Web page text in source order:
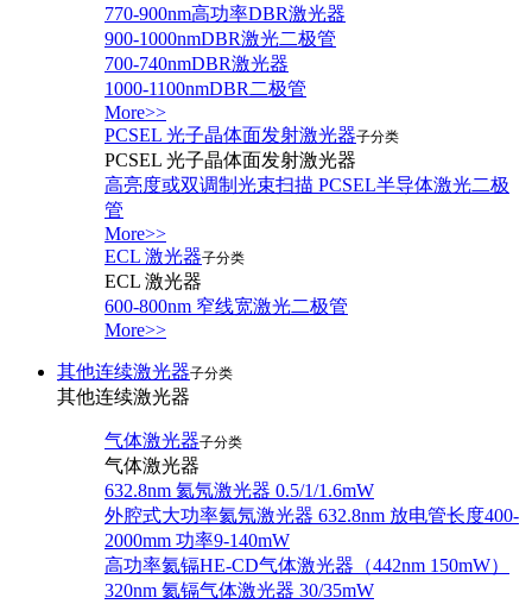
770-900nm高功率DBR激光器
900-1000nmDBR激光二极管
700-740nmDBR激光器
1000-1100nmDBR二极管
More>>
PCSEL 光子晶体面发射激光器子分类
PCSEL 光子晶体面发射激光器
高亮度或双调制光束扫描 PCSEL半导体激光二极
管
More>>
ECL 激光器子分类
ECL 激光器
600-800nm 窄线宽激光二极管
More>>
其他连续激光器子分类
其他连续激光器
气体激光器子分类
气体激光器
632.8nm 氦氖激光器 0.5/1/1.6mW
外腔式大功率氦氖激光器 632.8nm 放电管长度400-
2000mm 功率9-140mW
高功率氦镉HE-CD气体激光器（442nm 150mW）
320nm 氦镉气体激光器 30/35mW